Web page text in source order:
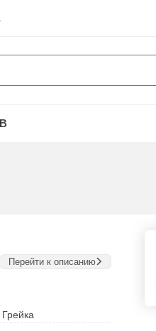
Перейти к описанию
Грейка